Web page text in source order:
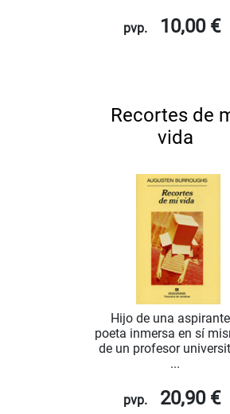
pvp. 10,00 €
Recortes de
vida
Hijo de una
poeta inmersa en sí
de un profesor
...
pvp. 20,90 €